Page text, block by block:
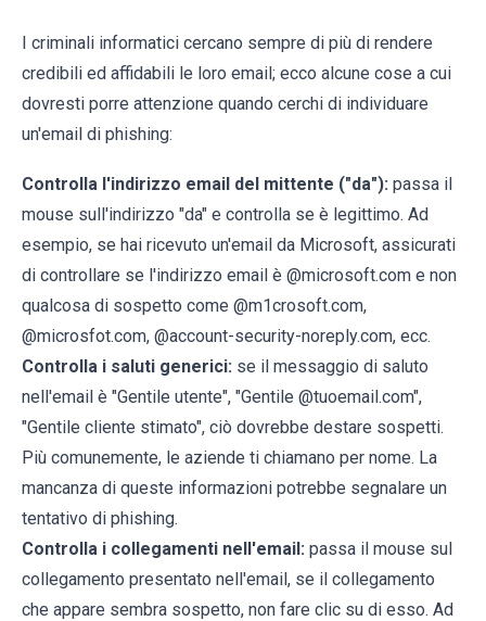
I criminali informatici cercano sempre di più di rendere
credibili ed affidabili le loro email; ecco alcune cose a cui
dovresti porre attenzione quando cerchi di individuare
un'email di phishing:
Controlla l'indirizzo email del mittente ("da"): passa il
mouse sull'indirizzo "da" e controlla se è legittimo. Ad
esempio, se hai ricevuto un'email da Microsoft, assicurati
di controllare se l'indirizzo email è @microsoft.com e non
qualcosa di sospetto come @m1crosoft.com,
@microsfot.com, @account-security-noreply.com, ecc.
Controlla i saluti generici: se il messaggio di saluto
nell'email è "Gentile utente", "Gentile @tuoemail.com",
"Gentile cliente stimato", ciò dovrebbe destare sospetti.
Più comunemente, le aziende ti chiamano per nome. La
mancanza di queste informazioni potrebbe segnalare un
tentativo di phishing.
Controlla i collegamenti nell'email: passa il mouse sul
collegamento presentato nell'email, se il collegamento
che appare sembra sospetto, non fare clic su di esso. Ad